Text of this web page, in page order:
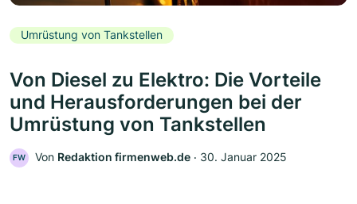
Umrüstung von Tankstellen
Von Diesel zu Elektro: Die Vorteile
und Herausforderungen bei der
Umrüstung von Tankstellen
FW Von Redaktion firmenweb.de ‧ 30. Januar 2025